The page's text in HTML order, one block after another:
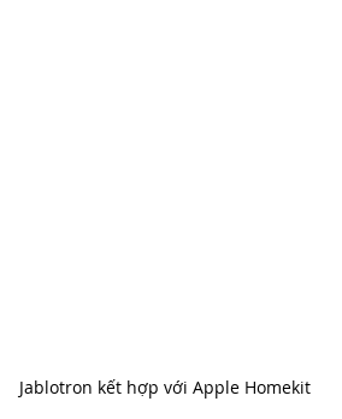
Jablotron kết hợp với Apple Homekit